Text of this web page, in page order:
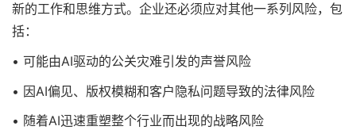
新的工作和思维方式。企业还必须应对其他一系列风险，包
括：
• 可能由AI驱动的公关灾难引发的声誉风险
• 因AI偏见、版权模糊和客户隐私问题导致的法律风险
• 随着AI迅速重塑整个行业而出现的战略风险